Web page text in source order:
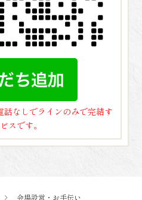
なしでラインのみで完結す
スです。
会場設営・お手伝い